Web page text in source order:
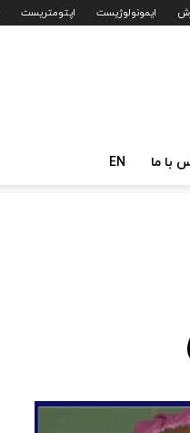
ایمونولوژیست اپتومتریست
با ما EN